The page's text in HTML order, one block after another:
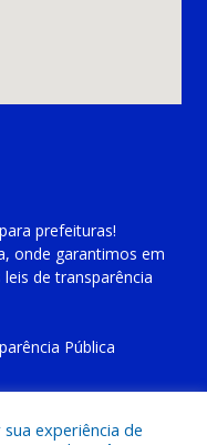
prefeituras!
onde garantimos em
leis de transparência
Pública
experiência de